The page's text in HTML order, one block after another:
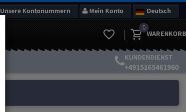
Unsere Kontonummern Mein Konto Deutsch
0
WARENKORB
KUNDENDIENST
+4915165461960